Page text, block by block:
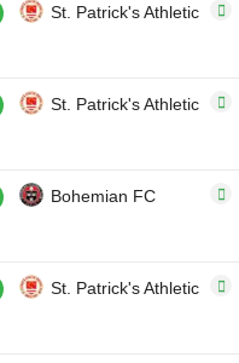
St. Patrick's Athletic
St. Patrick's Athletic
Bohemian FC
St. Patrick's Athletic